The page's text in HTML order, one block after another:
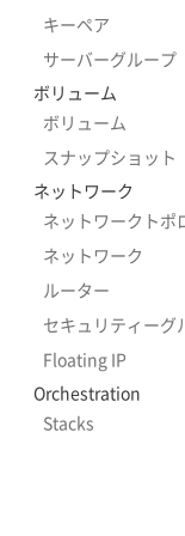
キーペア
サーバーグループ
ボリューム
ボリューム
スナップショット
ネットワーク
ネットワークトポ
ネットワーク
ルーター
セキュリティーグ
Floating IP
Orchestration
Stacks